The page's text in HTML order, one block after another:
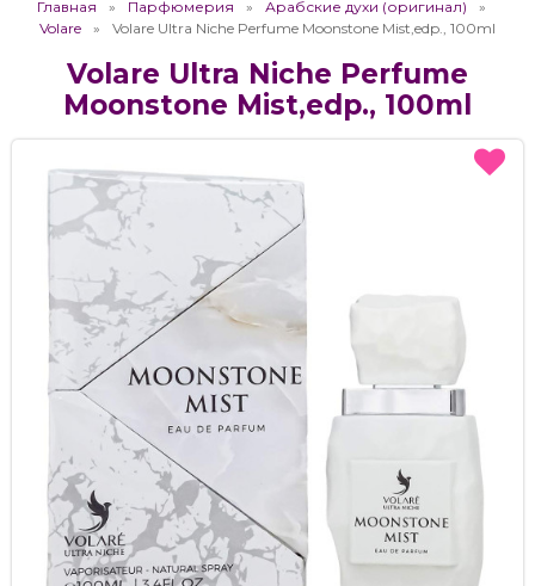
Главная Парфюмерия
Арабские духи (оригинал)
Volare
Volare Ultra Niche Perfume Moonstone Mist,edp., 100ml
Volare Ultra Niche Perfume
Moonstone Mist,edp., 100ml